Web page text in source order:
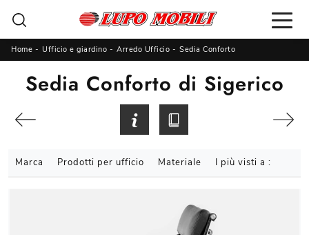
Home - Ufficio e giardino - Arredo Ufficio - Sedia Conforto
Sedia Conforto di Sigerico
Marca Prodotti per ufficio Materiale I più visti a :